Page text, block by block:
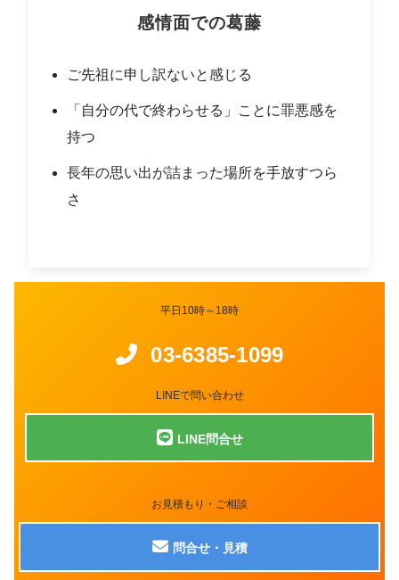
感情面での葛藤
ご先祖に申し訳ないと感じる
「自分の代で終わらせる」ことに罪悪感を
持つ
長年の思い出が詰まった場所を手放すつら
さ
平日10時～18時
03-6385-1099
LINEで問い合わせ
LINE問合せ
お見積もり・ご相談
問合せ・見積